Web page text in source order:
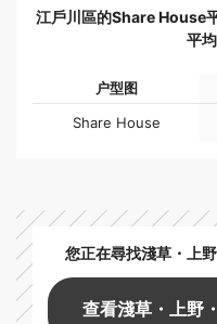
江戶川區的Share House
平
户型图
Share House
您正在尋找淺草・上
查看淺草・上野